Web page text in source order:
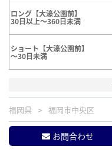
ロング【大濠公園前】
30日以上～360日未満
ショート【大濠公園前】
～30日未満
福岡県 福岡市中央区
お問合わせ